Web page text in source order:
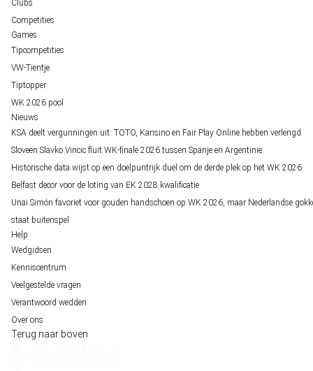
Clubs
Competities
Games
Tipcompetities
VW-Tientje
Tiptopper
WK 2026 pool
Nieuws
KSA deelt vergunningen uit: TOTO, Kansino en Fair Play Online hebben verlengd
Sloveen Slavko Vincic fluit WK-finale 2026 tussen Spanje en Argentinië
Historische data wijst op een doelpuntrijk duel om de derde plek op het WK 2026
Belfast decor voor de loting van EK 2028 kwalificatie
Unai Simón favoriet voor gouden handschoen op WK 2026, maar Nederlandse
staat buitenspel
Help
Wedgidsen
Kenniscentrum
Veelgestelde vragen
Verantwoord wedden
Over ons
Terug naar boven